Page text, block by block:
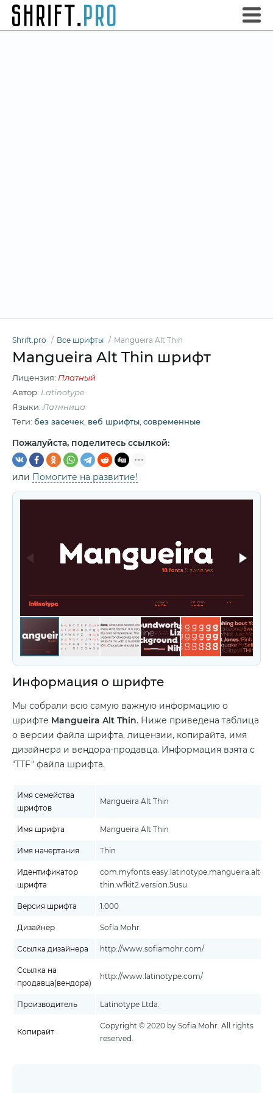
Shrift.pro Все шрифты Mangueira Alt Thin
Mangueira Alt Thin шрифт
Лицензия: Платный
Автор: Latinotype
Языки: Латиница
Теги: без засечек веб шрифты современные
Пожалуйста, поделитесь ссылкой:
или Помогите на развитие!
Информация о шрифте
Мы собрали всю самую важную информацию о
шрифте Mangueira Alt Thin. Ниже приведена таблица
о версии файла шрифта, лицензии, копирайта, имя
дизайнера и вендора-продавца. Информация взята с
"TTF" файла шрифта.
Имя семейства
шрифтов
Mangueira Alt Thin
Имя шрифта Mangueira Alt Thin
Имя начертания Thin
Идентификатор
шрифта
com.myfonts.easy.latinotype.mangueira.alt-
thin.wfkit2.version.5usu
Версия шрифта 1.000
Дизайнер Sofia Mohr
Ссылка дизайнера http://www.sofiamohr.com/
Ссылка на
продавца(вендора)
http://www.latinotype.com/
Производитель Latinotype Ltda.
Копирайт
Copyright © 2020 by Sofia Mohr. All rights
reserved.